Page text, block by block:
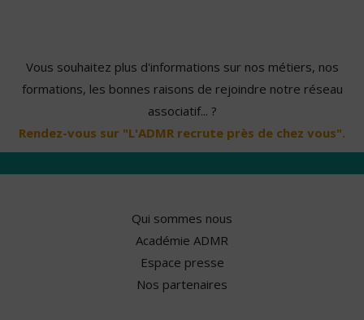
Vous souhaitez plus d'informations sur nos métiers, nos
formations, les bonnes raisons de rejoindre notre réseau
associatif... ?
Rendez-vous sur "L'ADMR recrute près de chez vous".
Qui sommes nous
Académie ADMR
Espace presse
Nos partenaires